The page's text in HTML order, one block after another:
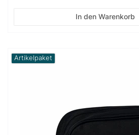
In den Warenkorb
Artikelpaket